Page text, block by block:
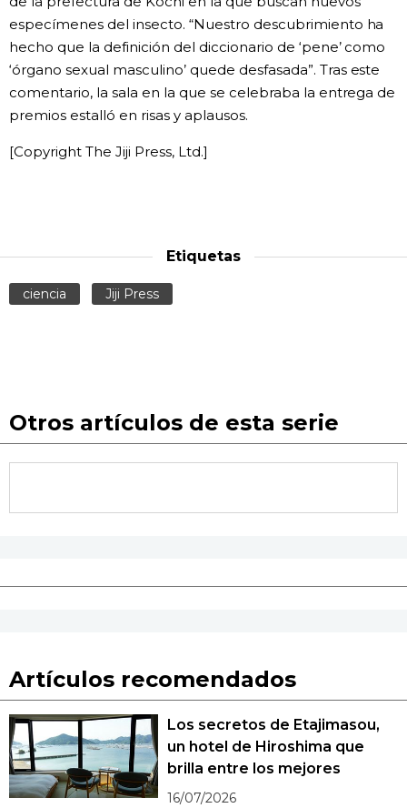
especímenes del insecto. “Nuestro descubrimiento ha
hecho que la definición del diccionario de ‘pene’ como
‘órgano sexual masculino’ quede desfasada”. Tras este
comentario, la sala en la que se celebraba la entrega de
premios estalló en risas y aplausos.
[Copyright The Jiji Press, Ltd.]
Etiquetas
ciencia Jiji Press
Otros artículos de esta serie
Artículos recomendados
Los secretos de Etajimasou,
un hotel de Hiroshima que
brilla entre los mejores
16/07/2026